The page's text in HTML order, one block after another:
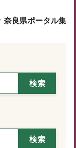
奈良県ポータル集